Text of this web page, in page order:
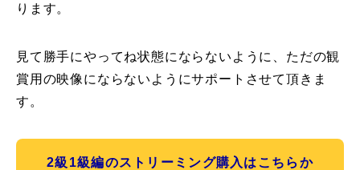
ります。
見て勝手にやってね状態にならないように、ただの観
賞用の映像にならないようにサポートさせて頂きま
す。
2級1級編のストリーミング購入はこちらか